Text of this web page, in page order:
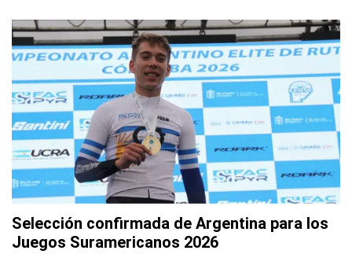
Selección confirmada de Argentina para los
Juegos Suramericanos 2026